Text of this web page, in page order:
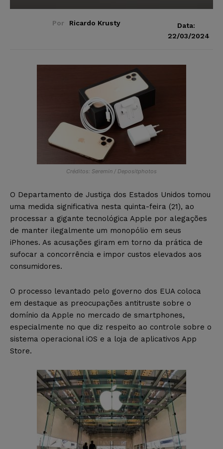
Por Ricardo Krusty
Data:
22/03/2024
Créditos: Seremin / Depositphotos
O Departamento de Justiça dos Estados Unidos tomou
uma medida significativa nesta quinta-feira (21), ao
processar a gigante tecnológica Apple por alegações
de manter ilegalmente um monopólio em seus
iPhones. As acusações giram em torno da prática de
sufocar a concorrência e impor custos elevados aos
consumidores.
O processo levantado pelo governo dos EUA coloca
em destaque as preocupações antitruste sobre o
domínio da Apple no mercado de smartphones,
especialmente no que diz respeito ao controle sobre o
sistema operacional iOS e a loja de aplicativos App
Store.